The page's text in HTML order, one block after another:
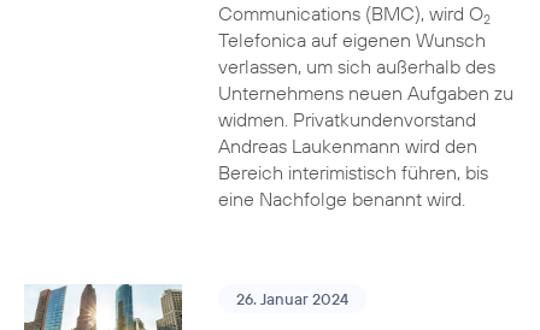
Communications (BMC), wird O2
Telefonica auf eigenen Wunsch
verlassen, um sich außerhalb des
Unternehmens neuen Aufgaben zu
widmen. Privatkundenvorstand
Andreas Laukenmann wird den
Bereich interimistisch führen, bis
eine Nachfolge benannt wird.
26. Januar 2024